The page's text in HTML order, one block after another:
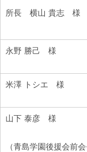
所長 横山 貴志 様
永野 勝己 様
米澤 トシエ 様
山下 泰彦 様
（青島学園後援会前会